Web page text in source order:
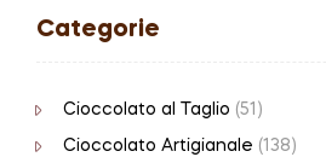
Categorie
Cioccolato al Taglio (51)
Cioccolato Artigianale (138)